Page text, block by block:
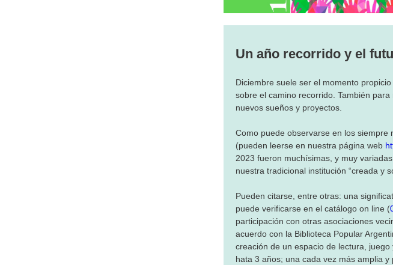
Un año recorrido y el
Diciembre suele ser el momento
sobre el camino recorrido. También
nuevos sueños y proyectos.
Como puede observarse en los siempre
(pueden leerse en nuestra página web
2023 fueron muchísimas, y muy
nuestra tradicional institución “creada y
Pueden citarse, entre otras: una
puede verificarse en el catálogo on line (
participación con otras asociaciones
acuerdo con la Biblioteca Popular
creación de un espacio de lectura,
hata 3 años; una cada vez más amplia